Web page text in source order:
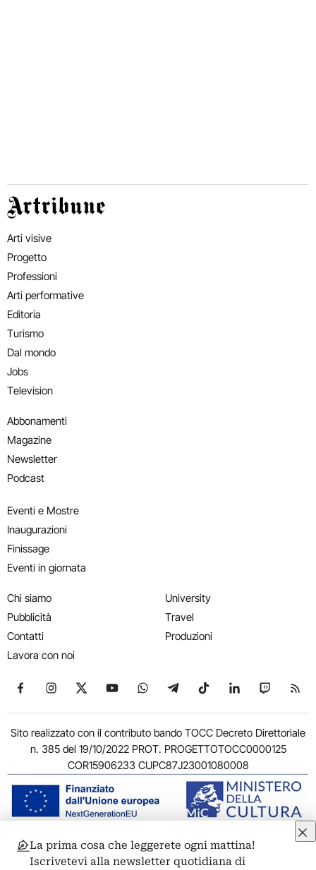
Artribune
Arti visive
Progetto
Professioni
Arti performative
Editoria
Turismo
Dal mondo
Jobs
Television
Abbonamenti
Magazine
Newsletter
Podcast
Eventi e Mostre
Inaugurazioni
Finissage
Eventi in giornata
Chi siamo
Pubblicità
Contatti
Lavora con noi
University
Travel
Produzioni
Seguici su Facebook
Seguici su Instagram
Seguici su X
Seguici su YouTube
Seguici su WhatsApp
Seguici su Telegram
Seguici su TikTok
Seguici su
Seguici
Sito realizzato con il contributo bando TOCC Decreto Direttoriale
n. 385 del 19/10/2022 PROT. PROGETTOTOCC0000125
COR15906233 CUPC87J23001080008
© 2011-2026 ARTRIBUNE srl – Corso Vittorio Emanuele II, 287 –
00186 Roma - P.I. 11381581005
La prima cosa che leggerete ogni mattina!
Iscrivetevi alla newsletter quotidiana di